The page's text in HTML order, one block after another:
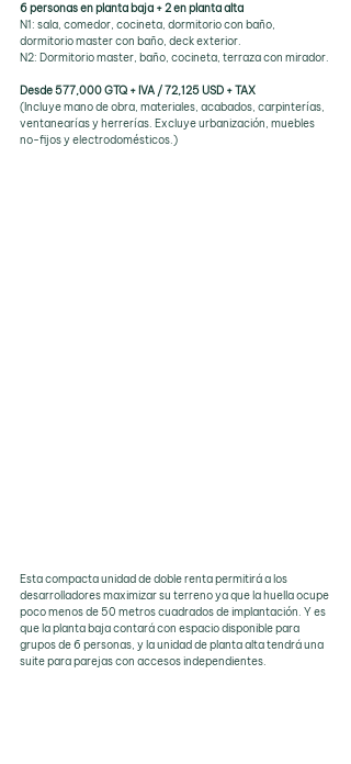
6 personas en planta baja + 2 en planta alta
N1: sala, comedor, cocineta, dormitorio con baño,
dormitorio master con baño, deck exterior.
N2: Dormitorio master, baño, cocineta, terraza con mirador.
Desde 577,000 GTQ + IVA / 72,125 USD + TAX
(Incluye mano de obra, materiales, acabados, carpinterías,
ventanearías y herrerías. Excluye urbanización, muebles
no-fijos y electrodomésticos.)
Esta compacta unidad de doble renta permitirá a los
desarrolladores maximizar su terreno ya que la huella ocupe
poco menos de 50 metros cuadrados de implantación. Y es
que la planta baja contará con espacio disponible para
grupos de 6 personas, y la unidad de planta alta tendrá una
suite para parejas con accesos independientes.